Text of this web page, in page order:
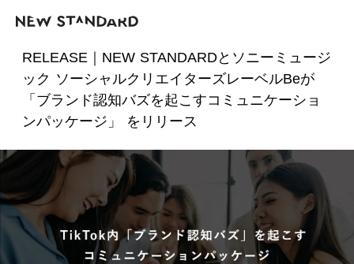
RELEASE｜NEW STANDARDとソニーミュージ
ック ソーシャルクリエイターズレーベルBeが
「ブランド認知バズを起こすコミュニケーショ
ンパッケージ」 をリリース